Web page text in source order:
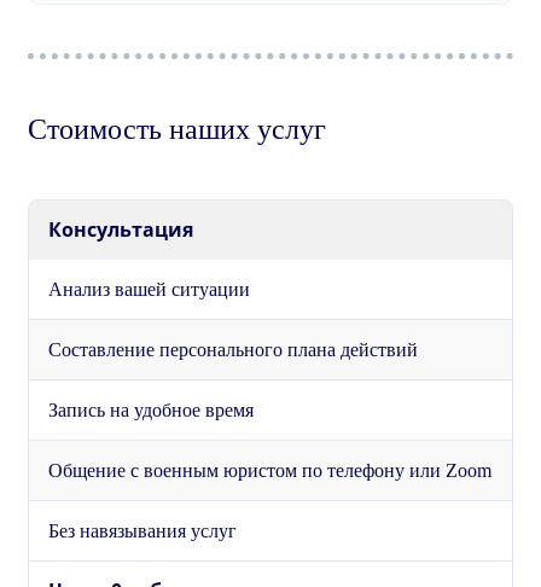
Стоимость наших услуг
Консультация
Анализ вашей ситуации
Составление персонального плана действий
Запись на удобное время
Общение с военным юристом по телефону или Zoom
Без навязывания услуг